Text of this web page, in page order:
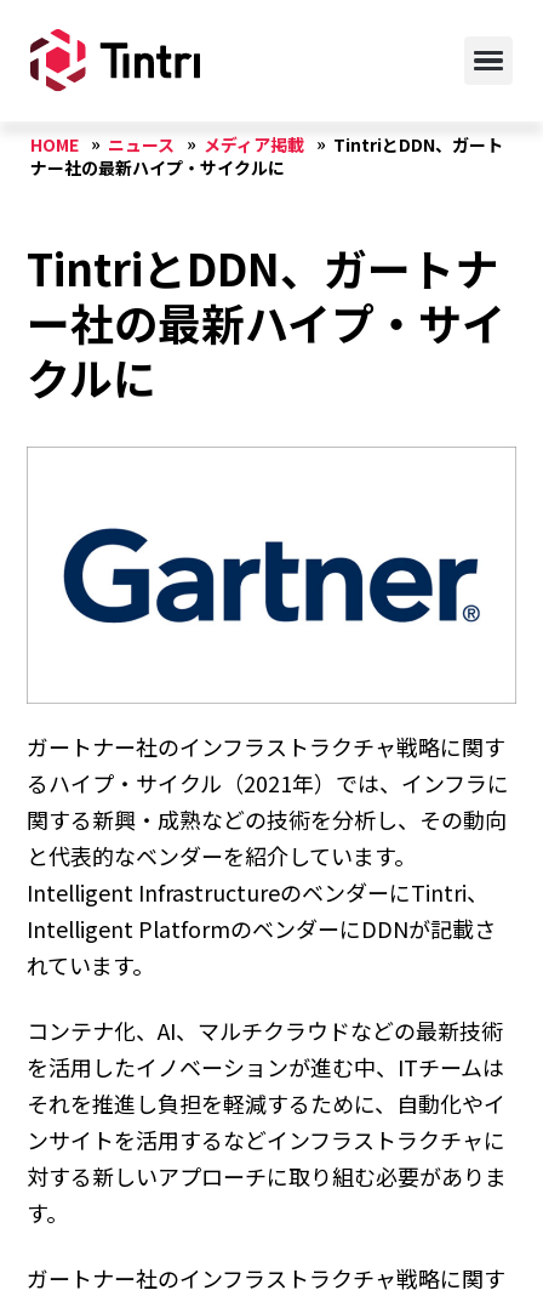
HOME ニュース メディア掲載
TintriとDDN、ガート
ナー社の最新ハイプ・サイクルに
TintriとDDN、ガートナ
ー社の最新ハイプ・サイ
クルに
ガートナー社のインフラストラクチャ戦略に関す
るハイプ・サイクル（2021年）では、インフラに
関する新興・成熟などの技術を分析し、その動向
と代表的なベンダーを紹介しています。
Intelligent InfrastructureのベンダーにTintri、
Intelligent PlatformのベンダーにDDNが記載さ
れています。
コンテナ化、AI、マルチクラウドなどの最新技術
を活用したイノベーションが進む中、ITチームは
それを推進し負担を軽減するために、自動化やイ
ンサイトを活用するなどインフラストラクチャに
対する新しいアプローチに取り組む必要がありま
す。
ガートナー社のインフラストラクチャ戦略に関す